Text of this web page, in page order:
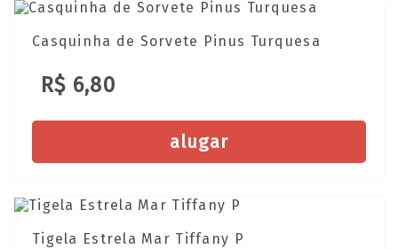
Casquinha de Sorvete Pinus Turquesa
R$ 6,80
alugar
Tigela Estrela Mar Tiffany P